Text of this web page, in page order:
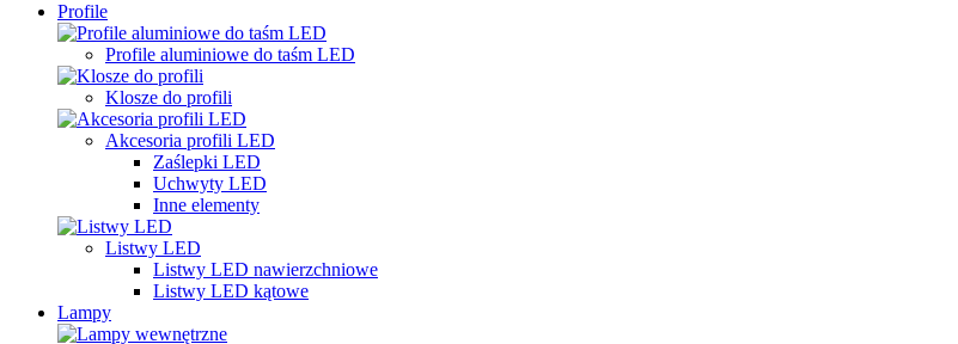
Profile
Profile aluminiowe do taśm LED
Klosze do profili
Akcesoria profili LED
Zaślepki LED
Uchwyty LED
Inne elementy
Listwy LED
Listwy LED nawierzchniowe
Listwy LED kątowe
Lampy